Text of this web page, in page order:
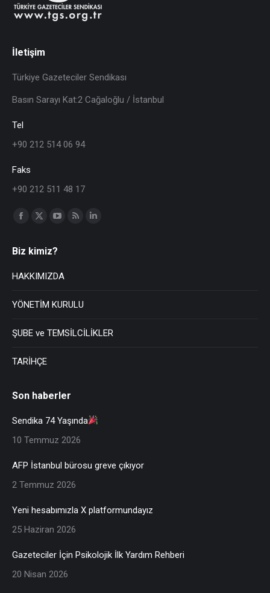
İletişim
Türkiye Gazeteciler Sendikası
Basın Sarayı Kat:2 Cağaloğlu / İstanbul
Tel
+90 212 514 06 94
Faks
+90 212 511 48 17
Find us on:
Biz kimiz?
HAKKIMIZDA
YÖNETİM KURULU
ŞUBE ve TEMSİLCİLİKLER
TARİHÇE
Son haberler
Sendika 74 Yaşında
10 Temmuz 2026
AFP İstanbul bürosu greve çıkıyor
2 Temmuz 2026
Yeni hesabımızla X platformundayız
25 Haziran 2026
Gazeteciler İçin Psikolojik İlk Yardım Rehberi
20 Nisan 2026